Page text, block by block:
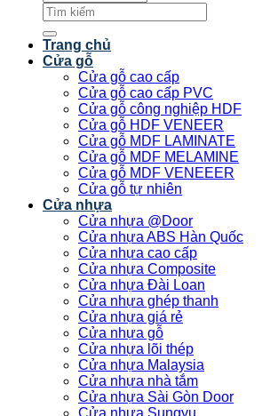
Tìm
kiếm:
Trang chủ
Cửa gỗ
Cửa gỗ cao cấp
Cửa gỗ cao cấp PVC
Cửa gỗ công nghiệp HDF
Cửa gỗ HDF VENEER
Cửa gỗ MDF LAMINATE
Cửa gỗ MDF MELAMINE
Cửa gỗ MDF VENEEER
Cửa gỗ tự nhiên
Cửa nhựa
Cửa nhựa @Door
Cửa nhựa ABS Hàn Quốc
Cửa nhựa cao cấp
Cửa nhựa Composite
Cửa nhựa Đài Loan
Cửa nhựa ghép thanh
Cửa nhựa giá rẻ
Cửa nhựa gỗ
Cửa nhựa lõi thép
Cửa nhựa Malaysia
Cửa nhựa nhà tắm
Cửa nhựa Sài Gòn Door
Cửa nhựa Sungyu